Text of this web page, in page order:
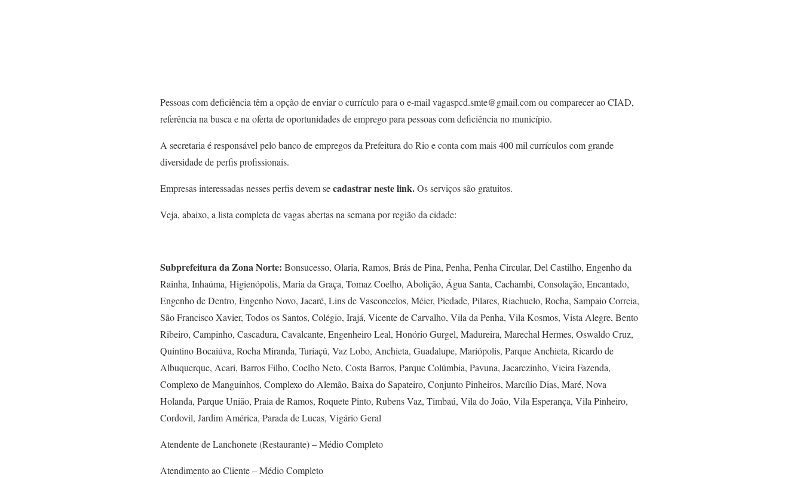
Pessoas com deficiência têm a opção de enviar o currículo para o e-mail vagaspcd.smte@gmail.com ou comparecer ao CIAD,
referência na busca e na oferta de oportunidades de emprego para pessoas com deficiência no município.
A secretaria é responsável pelo banco de empregos da Prefeitura do Rio e conta com mais 400 mil currículos com grande
diversidade de perfis profissionais.
Empresas interessadas nesses perfis devem secadastrar neste link.Os serviços são gratuitos.
Veja, abaixo, a lista completa de vagas abertas na semana por região da cidade:
Subprefeitura da Zona Norte: Bonsucesso, Olaria, Ramos, Brás de Pina, Penha, Penha Circular, Del Castilho, Engenho da
Rainha, Inhaúma, Higienópolis, Maria da Graça, Tomaz Coelho, Abolição, Água Santa, Cachambi, Consolação, Encantado,
Engenho de Dentro, Engenho Novo, Jacaré, Lins de Vasconcelos, Méier, Piedade, Pilares, Riachuelo, Rocha, Sampaio Correia,
São Francisco Xavier, Todos os Santos, Colégio, Irajá, Vicente de Carvalho, Vila da Penha, Vila Kosmos, Vista Alegre, Bento
Ribeiro, Campinho, Cascadura, Cavalcante, Engenheiro Leal, Honório Gurgel, Madureira, Marechal Hermes, Oswaldo Cruz,
Quintino Bocaiúva, Rocha Miranda, Turiaçú, Vaz Lobo, Anchieta, Guadalupe, Mariópolis, Parque Anchieta, Ricardo de
Albuquerque, Acari, Barros Filho, Coelho Neto, Costa Barros, Parque Colúmbia, Pavuna, Jacarezinho, Vieira Fazenda,
Complexo de Manguinhos, Complexo do Alemão, Baixa do Sapateiro, Conjunto Pinheiros, Marcílio Dias, Maré, Nova
Holanda, Parque União, Praia de Ramos, Roquete Pinto, Rubens Vaz, Timbaú, Vila do João, Vila Esperança, Vila Pinheiro,
Cordovil, Jardim América, Parada de Lucas, Vigário Geral
Atendente de Lanchonete (Restaurante) – Médio Completo
Atendimento ao Cliente – Médio Completo